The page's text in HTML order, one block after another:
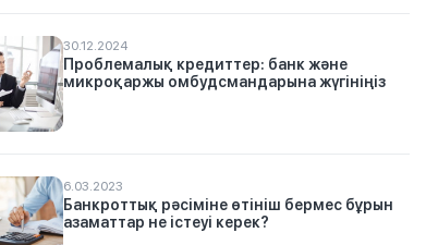
30.12.2024
Проблемалық кредиттер: банк және
микроқаржы омбудсмандарына жүгініңіз
6.03.2023
Банкроттық рәсіміне өтініш бермес бұрын
азаматтар не істеуі керек?